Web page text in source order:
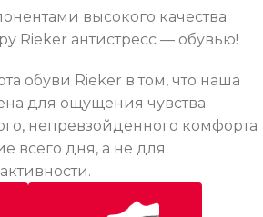
высокого качества
Rieker антистресс — обувью!
обуви Rieker в том, что наша
для ощущения чувства
непревзойденного комфорта
всего дня, а не для